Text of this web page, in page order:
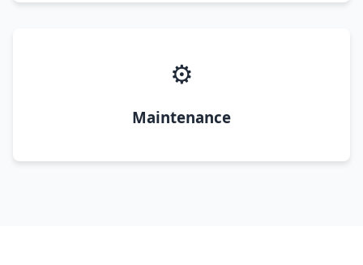
⚙️
Maintenance